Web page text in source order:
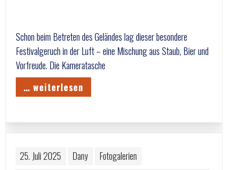
Schon beim Betreten des Geländes lag dieser besondere
Festivalgeruch in der Luft – eine Mischung aus Staub, Bier und
Vorfreude. Die Kameratasche
… weiterlesen
25. Juli 2025 Dany
Fotogalerien